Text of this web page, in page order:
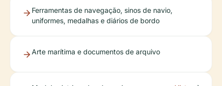
Ferramentas de navegação, sinos de navio,
uniformes, medalhas e diários de bordo
Arte marítima e documentos de arquivo